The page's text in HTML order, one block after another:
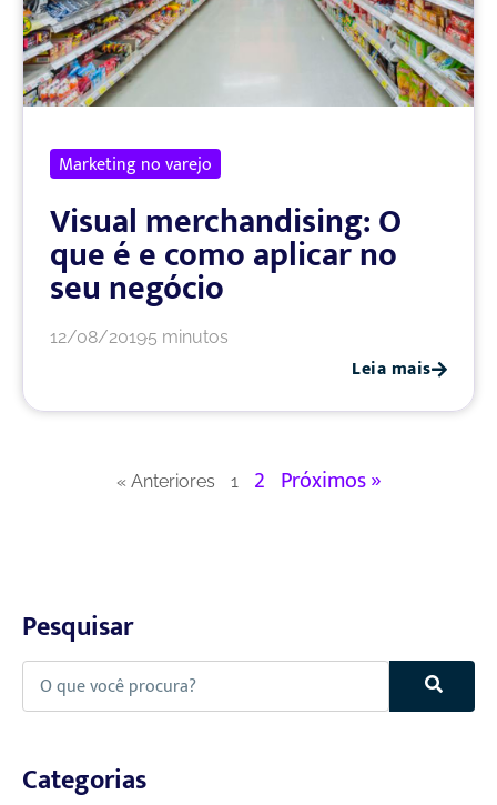
Marketing no varejo
Visual merchandising: O
que é e como aplicar no
seu negócio
12/08/20195 minutos
Leia mais
« Anteriores 1 2 Próximos »
Pesquisar
Pesquisar
Categorias